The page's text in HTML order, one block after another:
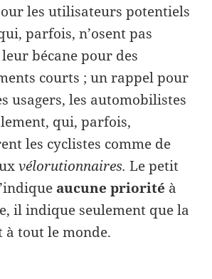
les utilisateurs potentiels
parfois, n’osent pas
bécane pour des
courts ; un rappel pour
usagers, les automobilistes
qui, parfois,
les cyclistes comme de
vélorutionnaires. Le petit
aucune priorité à
il indique seulement que la
à tout le monde.
!